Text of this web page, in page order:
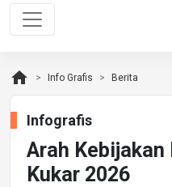
home Info Grafis Berita
Infografis
Arah Kebijakan
Kukar 2026